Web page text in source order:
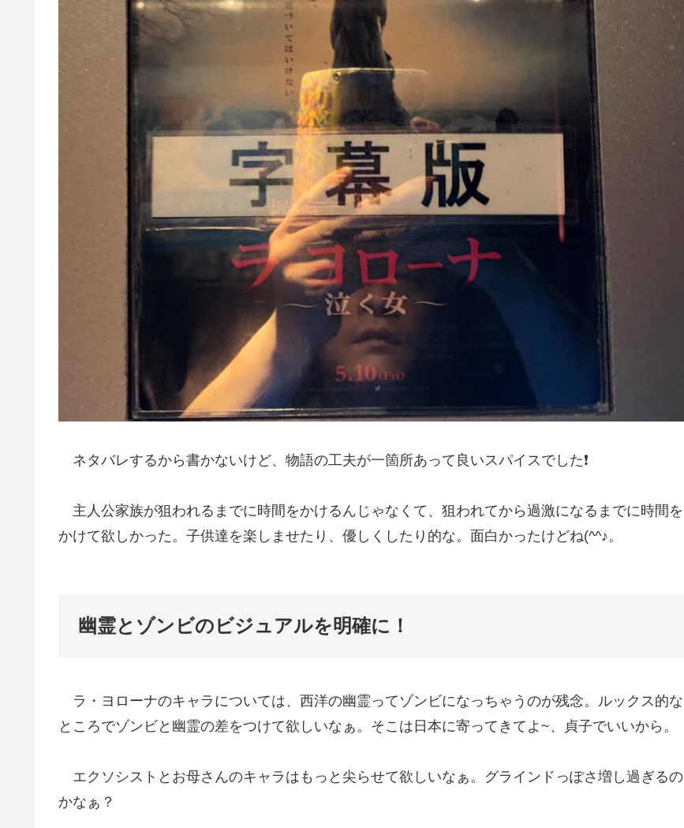
ネタバレするから書かないけど、物語の工夫が一箇所あって良いスパイスでした❗️
主人公家族が狙われるまでに時間をかけるんじゃなくて、狙われてから過激になるまでに時間を
かけて欲しかった。子供達を楽しませたり、優しくしたり的な。面白かったけどね(^^♪。
幽霊とゾンビのビジュアルを明確に！
ラ・ヨローナのキャラについては、西洋の幽霊ってゾンビになっちゃうのが残念。ルックス的な
ところでゾンビと幽霊の差をつけて欲しいなぁ。そこは日本に寄ってきてよ~、貞子でいいから。
エクソシストとお母さんのキャラはもっと尖らせて欲しいなぁ。グラインドっぽさ増し過ぎるの
かなぁ？